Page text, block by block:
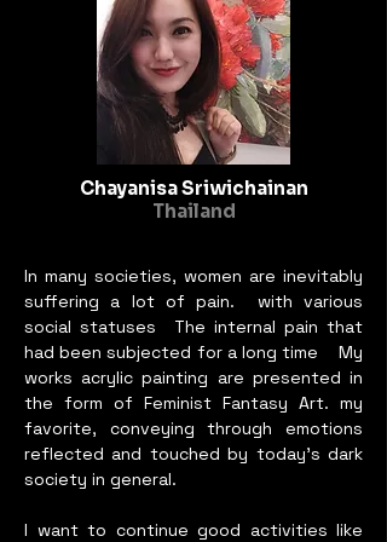
nominated for the German Palm
Art Award.
Chayanisa Sriwichainan
Thailand
In many societies, women are inevitably
suffering a lot of pain. with various
social statuses The internal pain that
had been subjected for a long time My
works acrylic painting are presented in
the form of Feminist Fantasy Art. my
favorite, conveying through emotions
reflected and touched by today's dark
society in general.
I want to continue good activities like